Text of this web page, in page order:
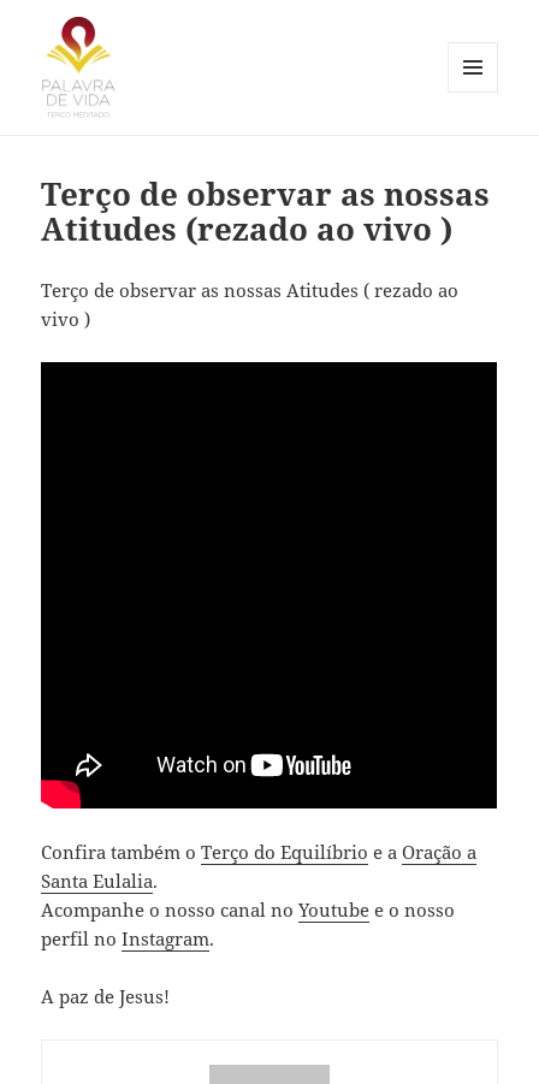
Terço de observar as nossas
Atitudes (rezado ao vivo )
Terço de observar as nossas Atitudes ( rezado ao
vivo )
Confira também oTerço do Equilíbrio e aOração a
Santa Eulalia.
Acompanhe o nosso canal noYoutube e o nosso
perfil noInstagram.
A paz de Jesus!